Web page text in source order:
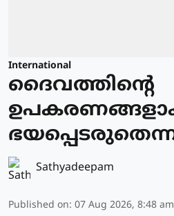
International
ദൈവത്തിന്റെ
Sathyadeepam
Published on: 07 Aug 2026, 8:48 am